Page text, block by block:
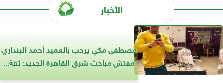
الأخبار
مصطفى مكي يرحب بالعميد أحمد البنداري
مفتش مباحث شرق القاهرة الجديد: ثقة...